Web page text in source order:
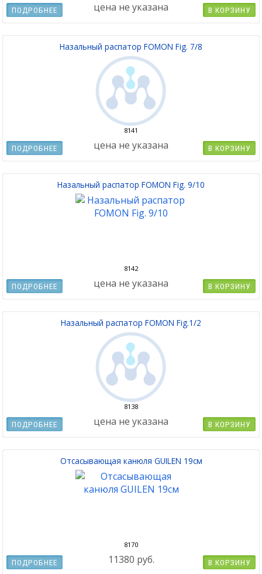
цена не указана В КОРЗИНУ
ПОДРОБНЕЕ
Назальный распатор FOMON Fig. 7/8
8141
цена не указана В КОРЗИНУ
ПОДРОБНЕЕ
Назальный распатор FOMON Fig. 9/10
8142
цена не указана В КОРЗИНУ
ПОДРОБНЕЕ
Назальный распатор FOMON Fig.1/2
8138
цена не указана В КОРЗИНУ
ПОДРОБНЕЕ
Отсасывающая канюля GUILEN 19см
8170
11380 руб. В КОРЗИНУ
ПОДРОБНЕЕ